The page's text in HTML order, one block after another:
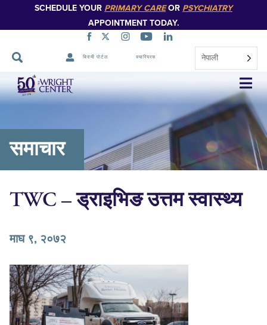
SCHEDULE YOUR PRIMARY CAREOR PSYCHIATRY
APPOINTMENT TODAY.
बिरामी पोर्टल क्यारियरस नेपाली
नेभिगेसन
स्किप
गर्नुहोस्
समाचार
TWC – ड्राइभिङ उत्तम स्वास्थ्य
माघ ९, २०७२